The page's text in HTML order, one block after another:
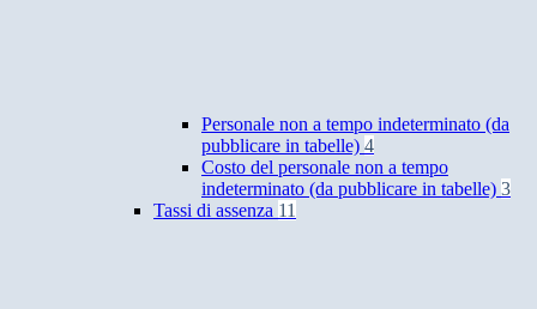
Personale non a tempo indeterminato (da
pubblicare in tabelle) 4
Costo del personale non a tempo
indeterminato (da pubblicare in tabelle) 3
Tassi di assenza 11